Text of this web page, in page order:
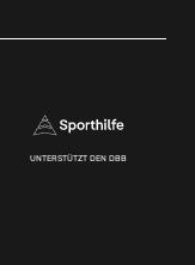
UNTERSTÜTZT DEN DBB